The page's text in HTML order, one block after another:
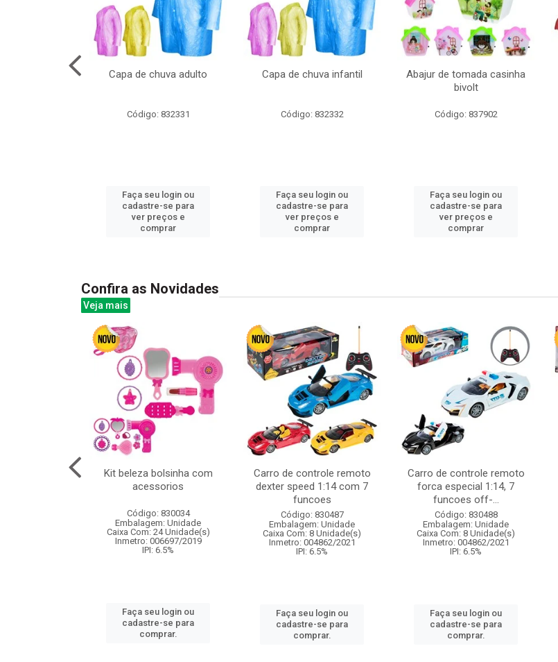
Capa de chuva adulto
Código: 832331
Faça seu login ou
cadastre-se para
ver preços e
comprar
Capa de chuva infantil
Código: 832332
Faça seu login ou
cadastre-se para
ver preços e
comprar
Abajur de tomada casinha
bivolt
Código: 837902
Faça seu login ou
cadastre-se para
ver preços e
comprar
Confira as Novidades
Veja mais
Kit beleza bolsinha com
acessorios
Código: 830034
Embalagem: Unidade
Caixa Com: 24 Unidade(s)
Inmetro: 006697/2019
IPI: 6.5%
Faça seu login ou
cadastre-se para
comprar.
Carro de controle remoto
dexter speed 1:14 com 7
funcoes
Código: 830487
Embalagem: Unidade
Caixa Com: 8 Unidade(s)
Inmetro: 004862/2021
IPI: 6.5%
Faça seu login ou
cadastre-se para
comprar.
Carro de controle remoto
forca especial 1:14, 7
funcoes off-...
Código: 830488
Embalagem: Unidade
Caixa Com: 8 Unidade(s)
Inmetro: 004862/2021
IPI: 6.5%
Faça seu login ou
cadastre-se para
comprar.